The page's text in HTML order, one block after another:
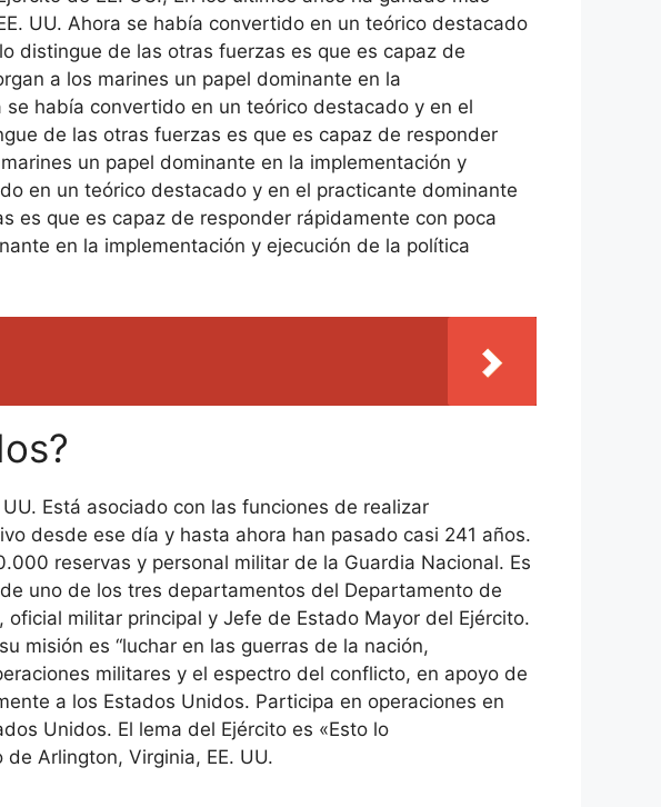
UU. Ahora se había convertido en un teórico destacado
distingue de las otras fuerzas es que es capaz de
a los marines un papel dominante en la
había convertido en un teórico destacado y en el
de las otras fuerzas es que es capaz de responder
un papel dominante en la implementación y
en un teórico destacado y en el practicante dominante
es que es capaz de responder rápidamente con poca
en la implementación y ejecución de la política
Está asociado con las funciones de realizar
desde ese día y hasta ahora han pasado casi 241 años.
reservas y personal militar de la Guardia Nacional. Es
uno de los tres departamentos del Departamento de
militar principal y Jefe de Estado Mayor del Ejército.
misión es “luchar en las guerras de la nación,
militares y el espectro del conflicto, en apoyo de
a los Estados Unidos. Participa en operaciones en
Unidos. El lema del Ejército es «Esto lo
Arlington, Virginia, EE. UU.